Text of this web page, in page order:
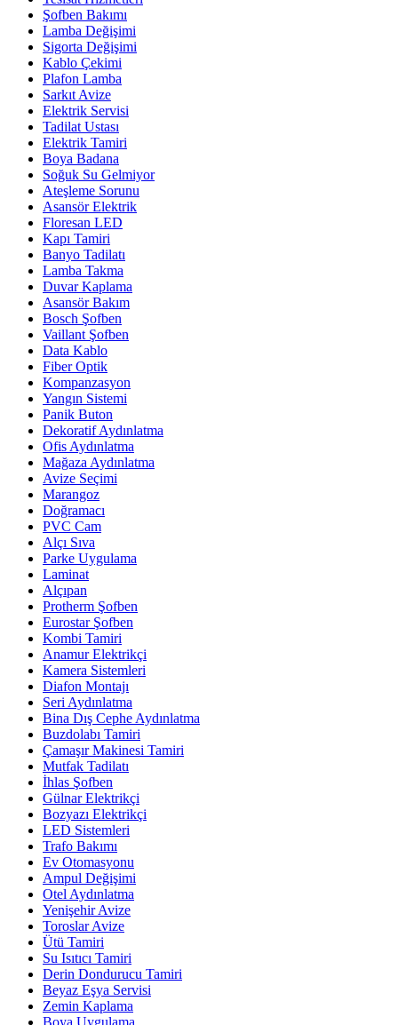
Şofben Bakımı
Lamba Değişimi
Sigorta Değişimi
Kablo Çekimi
Plafon Lamba
Sarkıt Avize
Elektrik Servisi
Tadilat Ustası
Elektrik Tamiri
Boya Badana
Soğuk Su Gelmiyor
Ateşleme Sorunu
Asansör Elektrik
Floresan LED
Kapı Tamiri
Banyo Tadilatı
Lamba Takma
Duvar Kaplama
Asansör Bakım
Bosch Şofben
Vaillant Şofben
Data Kablo
Fiber Optik
Kompanzasyon
Yangın Sistemi
Panik Buton
Dekoratif Aydınlatma
Ofis Aydınlatma
Mağaza Aydınlatma
Avize Seçimi
Marangoz
Doğramacı
PVC Cam
Alçı Sıva
Parke Uygulama
Laminat
Alçıpan
Protherm Şofben
Eurostar Şofben
Kombi Tamiri
Anamur Elektrikçi
Kamera Sistemleri
Diafon Montajı
Seri Aydınlatma
Bina Dış Cephe Aydınlatma
Buzdolabı Tamiri
Çamaşır Makinesi Tamiri
Mutfak Tadilatı
İhlas Şofben
Gülnar Elektrikçi
Bozyazı Elektrikçi
LED Sistemleri
Trafo Bakımı
Ev Otomasyonu
Ampul Değişimi
Otel Aydınlatma
Yenişehir Avize
Toroslar Avize
Ütü Tamiri
Su Isıtıcı Tamiri
Derin Dondurucu Tamiri
Beyaz Eşya Servisi
Zemin Kaplama